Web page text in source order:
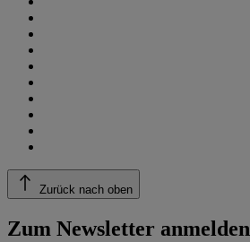
Zurück nach oben
Zum Newsletter anmelden